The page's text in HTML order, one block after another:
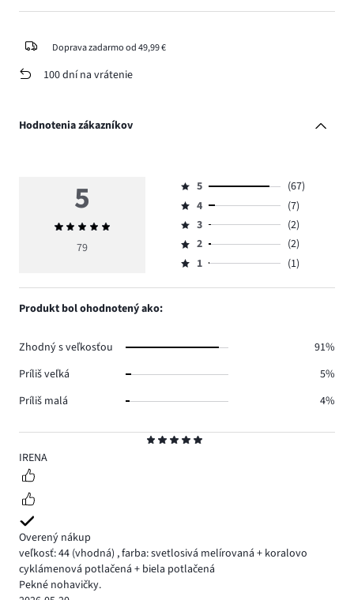
Doprava zadarmo od 49,99 €
100 dní na vrátenie
Hodnotenia zákazníkov
5
IRENA
Overený nákup
veľkosť: 44 (vhodná) ,farba: svetlosivá melírovaná + koralovo
cyklámenová potlačená + biela potlačená
Pekné nohavičky.
5
Priemerné
hodnotenie
79
Hodnotenie
5,
počet
hlasov
67.
5
(67)
Hodnotenie
4,
počet
hlasov
4
(7)
Hodnotenie
3,
počet
3
(2)
Hodnotenie
2,
2
(2)
Hodnotenie
1,
1 (1)
Produkt bol ohodnotený ako:
Zhodný s veľkosťou
91%
Príliš veľká
5%
Príliš malá
4%